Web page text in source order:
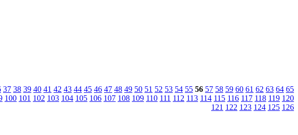
37 38 39 40 41 42 43 44 45 46 47 48 49 50 51 52 53 54 55 56 57 58 59 60 61 62 63 64 65
100 101 102 103 104 105 106 107 108 109 110 111 112 113 114 115 116 117 118 119 120
121 122 123 124 125 126